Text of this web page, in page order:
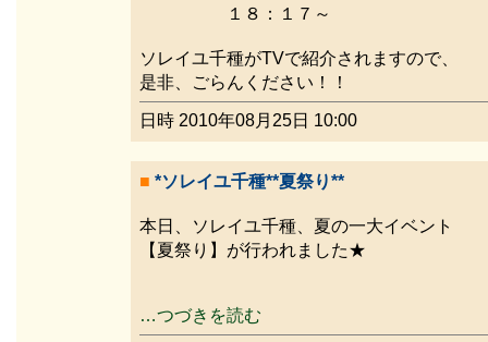
１８：１７～
ソレイユ千種がTVで紹介されますので、
是非、ごらんください！！
日時 2010年08月25日 10:00
■ *ソレイユ千種**夏祭り**
本日、ソレイユ千種、夏の一大イベント
【夏祭り】が行われました★
…つづきを読む